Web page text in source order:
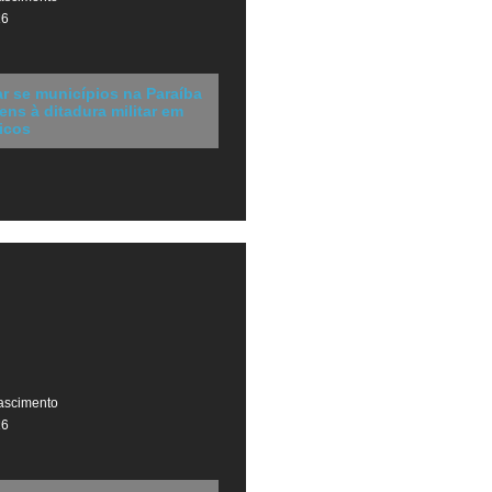
se municípios na Paraíba
à ditadura militar em